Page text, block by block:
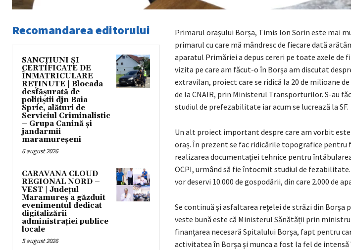
Recomandarea editorului
SANCȚIUNI ȘI
CERTIFICATE DE
ÎNMATRICULARE
REȚINUTE | Blocada
desfășurată de
polițiștii djn Baia
Sprie, alături de
Serviciul Criminalistic
– Grupa Canină și
jandarmii
maramureșeni
6 august 2026
CARAVANA CLOUD
REGIONAL NORD –
VEST | Județul
Maramureș a găzduit
evenimentul dedicat
digitalizării
administrației publice
locale
5 august 2026
Primarul orașului Borșa, Timis Ion Sorin este mai
primarul cu care mă mândresc de fiecare dată
aparatul Primăriei a depus cereri pe toate axele de
vizita pe care am făcut-o în Borșa am discutat
extravilan, proiect care se ridică la 20 de milioane
de la CNAIR, prin Ministerul Transporturilor. S-au
studiul de prefezabilitate iar acum se lucrează la SF.
Un alt proiect important despre care am vorbit
oraș. În prezent se fac ridicările topografice
realizarea documentației tehnice pentru
OCPI, urmând să fie întocmit studiul de fezabilitate.
vor deservi 10.000 de gospodării, din care 2.000 de
Se continuă și asfaltarea rețelei de străzi din Borșa
veste bună este că Ministerul Sănătății prin
finanțarea necesară Spitalului Borșa, fapt pentru
activitatea în Borșa și munca a fost la fel de intensă